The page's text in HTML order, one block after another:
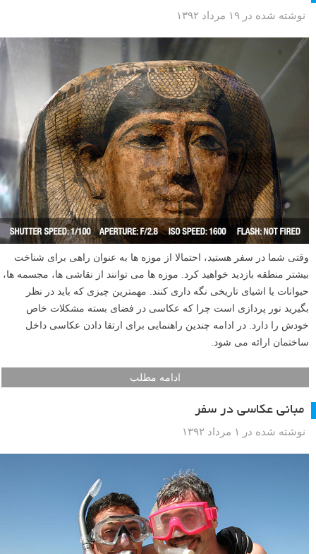
نوشته شده در ۱۹ مرداد ۱۳۹۲
وقتی شما در سفر هستید، احتمالا از موزه ها به عنوان راهی برای شناخت
بیشتر منطقه بازدید خواهید کرد. موزه ها می توانند از نقاشی ها، مجسمه ها،
حیوانات یا اشیای تاریخی نگه داری کنند. مهمترین چیزی که باید در نظر
بگیرید نور پردازی است چرا که عکاسی در فضای بسته مشکلات خاص
خودش را دارد. در ادامه چندین راهنمایی برای ارتقا دادن عکاسی داخل
ساختمان ارائه می شود.
ادامه مطلب
مبانی عکاسی در سفر
نوشته شده در ۱ مرداد ۱۳۹۲